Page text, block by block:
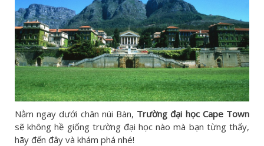
Nằm ngay dưới chân núi Bàn, Trường đại học Cape Town
sẽ không hề giống trường đại học nào mà bạn từng thấy,
hãy đến đây và khám phá nhé!